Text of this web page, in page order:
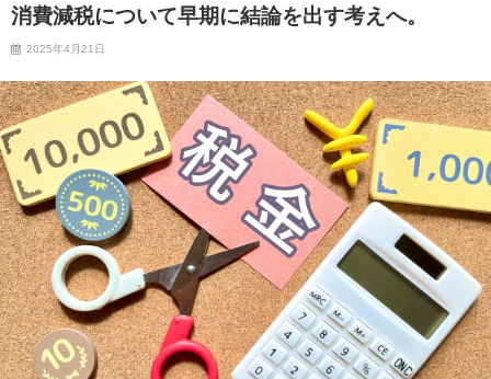
消費減税について早期に結論を出す考えへ。
2025年4月21日